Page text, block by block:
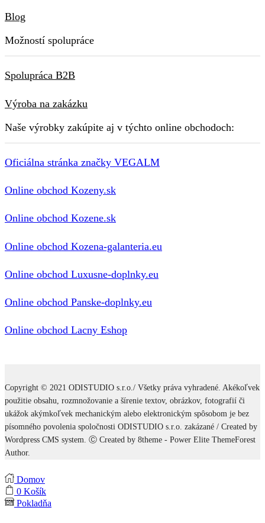
Blog
Možností spolupráce
Spolupráca B2B
Výroba na zakázku
Naše výrobky zakúpite aj v týchto online obchodoch:
Oficiálna stránka značky VEGALM
Online obchod Kozeny.sk
Online obchod Kozene.sk
Online obchod Kozena-galanteria.eu
Online obchod Luxusne-doplnky.eu
Online obchod Panske-doplnky.eu
Online obchod Lacny Eshop
Copyright © 2021 ODISTUDIO s.r.o./ Všetky práva vyhradené. Akékoľvek
použitie obsahu, rozmnožovanie a šírenie textov, obrázkov, fotografií či
ukážok akýmkoľvek mechanickým alebo elektronickým spôsobom je bez
písomného povolenia spoločnosti ODISTUDIO s.r.o. zakázané / Created by
Wordpress CMS system. Ⓒ Created by 8theme - Power Elite ThemeForest
Author.
Domov
0 Košík
Pokladňa